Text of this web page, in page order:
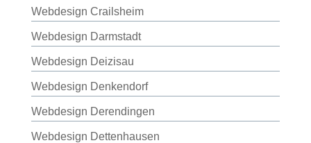
Webdesign Crailsheim
Webdesign Darmstadt
Webdesign Deizisau
Webdesign Denkendorf
Webdesign Derendingen
Webdesign Dettenhausen